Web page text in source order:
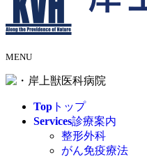
MENU
Top トップ
Services診療案内
整形外科
がん免疫療法